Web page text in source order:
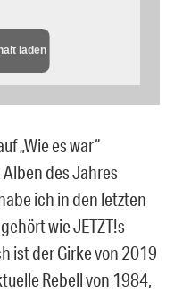
laden
„Wie es war“
des Jahres
ich in den letzten
wie JETZT!s
ist der Girke von 2019
Rebell von 1984,